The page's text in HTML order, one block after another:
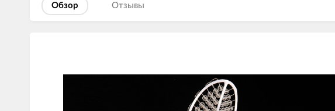
Обзор Отзывы